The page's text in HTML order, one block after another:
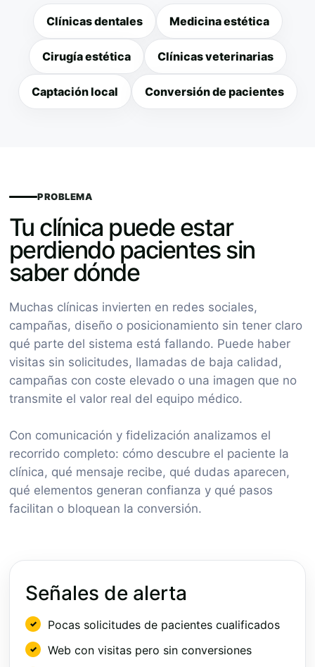
Clínicas dentales Medicina estética
Cirugía estética Clínicas veterinarias
Captación local Conversión de pacientes
PROBLEMA
Tu clínica puede estar
perdiendo pacientes sin
saber dónde
Muchas clínicas invierten en redes sociales,
campañas, diseño o posicionamiento sin tener claro
qué parte del sistema está fallando. Puede haber
visitas sin solicitudes, llamadas de baja calidad,
campañas con coste elevado o una imagen que no
transmite el valor real del equipo médico.
Con comunicación y fidelización analizamos el
recorrido completo: cómo descubre el paciente la
clínica, qué mensaje recibe, qué dudas aparecen,
qué elementos generan confianza y qué pasos
facilitan o bloquean la conversión.
Señales de alerta
Pocas solicitudes de pacientes cualificados
Web con visitas pero sin conversiones